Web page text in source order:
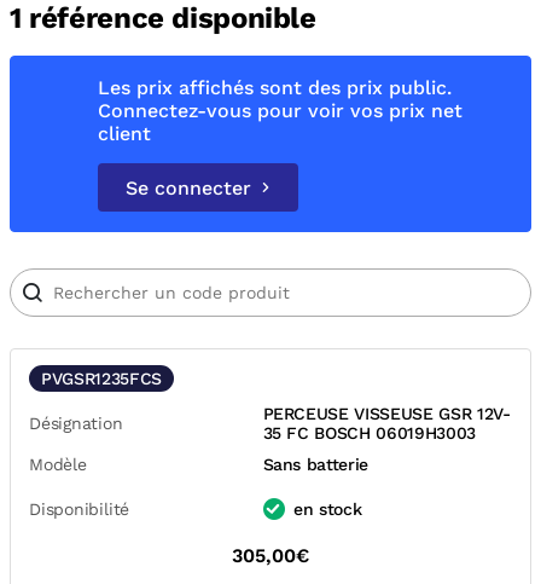
1 référence disponible
Les prix affichés sont des prix public.
Connectez-vous pour voir vos prix net
client
Se connecter
PVGSR1235FCS
Désignation
PERCEUSE VISSEUSE GSR 12V-
35 FC BOSCH 06019H3003
Modèle
Sans batterie
Disponibilité en stock
305,00€